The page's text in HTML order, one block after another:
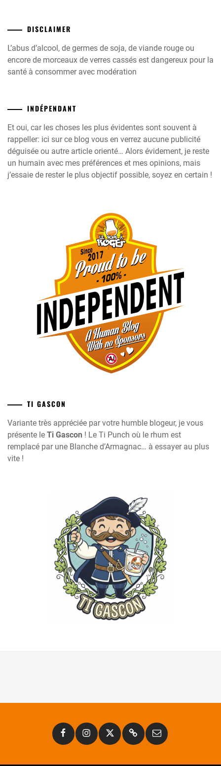
DISCLAIMER
L’abus d’alcool, de germes de soja, de viande rouge ou
encore de morceaux de verres cassés est dangereux pour la
santé à consommer avec modération
INDÉPENDANT
Et oui, car les choses les plus évidentes sont souvent à
rappeller: ici sur ce blog vous en verrez aucune publicité
déguisée ou autre article orienté… Alors évidement, je reste
un humain avec mes préférences et mes opinions, mais
j’essaie de rester le plus objectif possible, soyez en certain !
TI GASCON
Variante très appréciée par votre humble blogeur, je vous
présente le Ti Gascon ! Le Ti Punch où le rhum est
remplacé par une Blanche d’Armagnac… à essayer au plus
vite !
FacebookInstagramTwitterSubstack
Email